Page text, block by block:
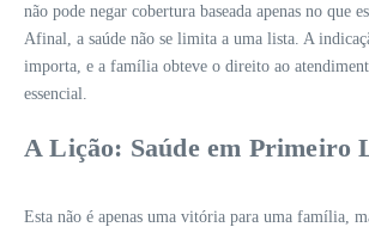
não pode negar cobertura baseada apenas no que
Afinal, a saúde não se limita a uma lista. A
importa, e a família obteve o direito ao
essencial.
A Lição: Saúde em Primeiro
Esta não é apenas uma vitória para uma família,